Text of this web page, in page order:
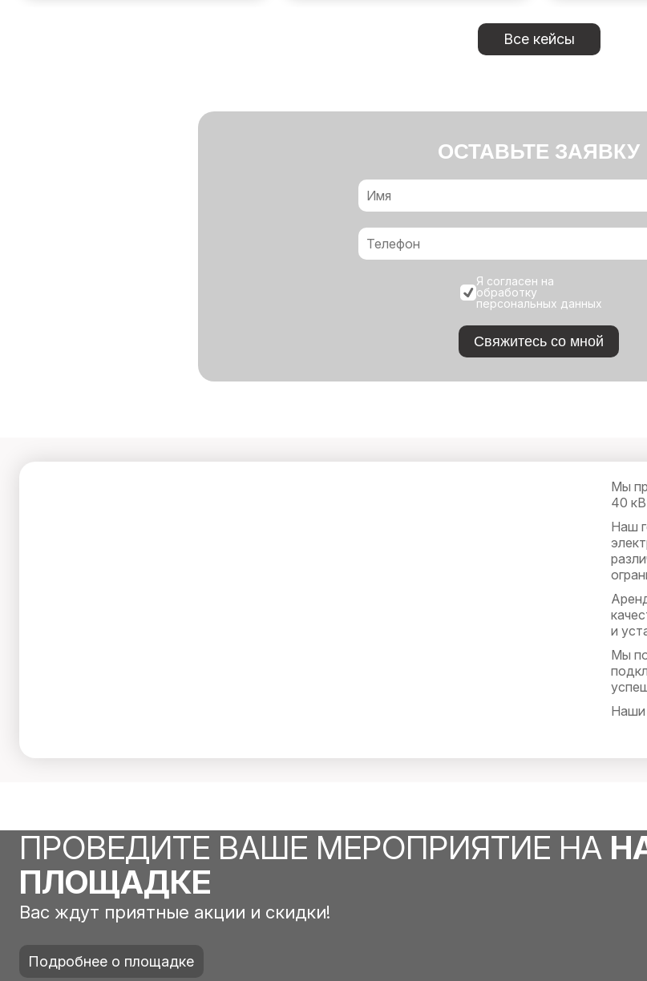
Все кейсы
ОСТАВЬТЕ ЗАЯВКУ
Я согласен на
обработку
персональных данных
Свяжитесь со мной
Мы
40
Наш
и
Мы
Наши
ПРОВЕДИТЕ ВАШЕ МЕРОПРИЯТИЕ НА
ПЛОЩАДКЕ
Вас ждут приятные акции и скидки!
Подробнее о площадке